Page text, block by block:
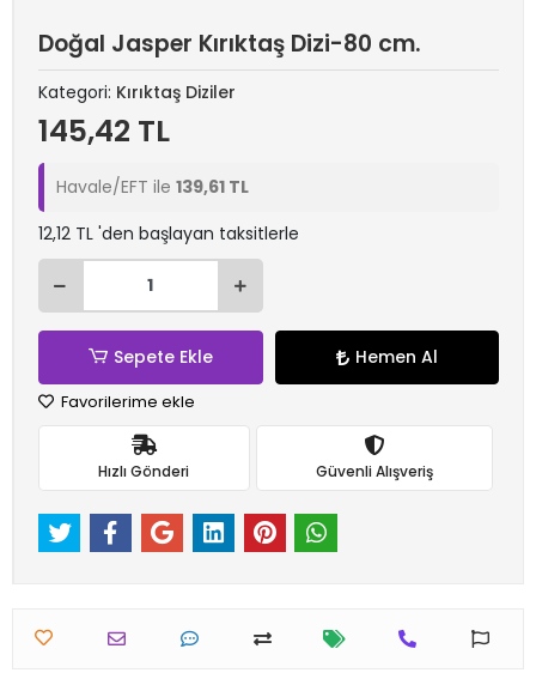
Doğal Jasper Kırıktaş Dizi-80 cm.
Kategori: Kırıktaş Diziler
145,42 TL
Havale/EFT ile 139,61 TL
12,12 TL 'den başlayan taksitlerle
Sepete Ekle Hemen Al
Favorilerime ekle
Hızlı Gönderi Güvenli Alışveriş